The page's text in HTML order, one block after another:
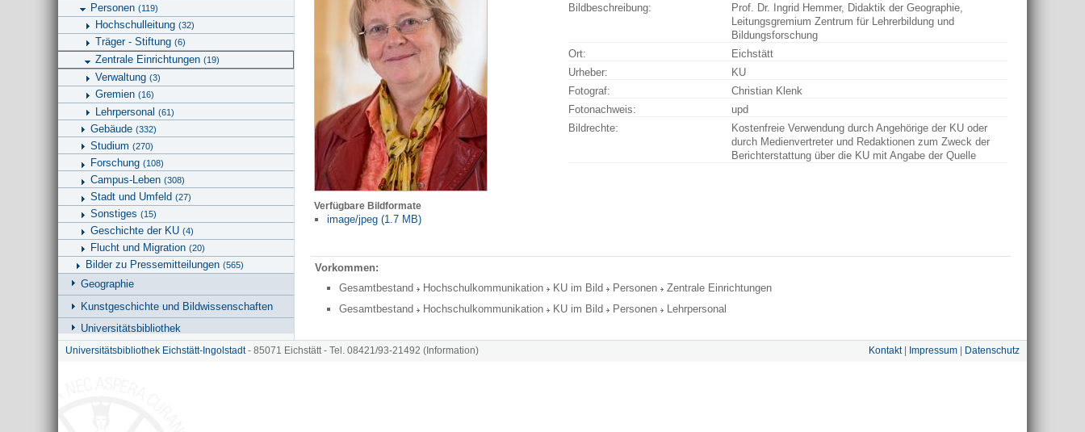
Personen (119)
Hochschulleitung (32)
Träger - Stiftung (6)
Zentrale Einrichtungen (19)
Verwaltung (3)
Gremien (16)
Lehrpersonal (61)
Gebäude (332)
Studium (270)
Forschung (108)
Campus-Leben (308)
Stadt und Umfeld (27)
Sonstiges (15)
Geschichte der KU (4)
Flucht und Migration (20)
Bilder zu Pressemitteilungen (565)
Geographie
Kunstgeschichte und Bildwissenschaften
Universitätsbibliothek
Hinweise zu KU.media
Verfügbare Bildformate
image/jpeg (1.7 MB)
Bildbeschreibung:
Prof. Dr. Ingrid Hemmer, Didaktik der Geographie,
Leitungsgremium Zentrum für Lehrerbildung und
Bildungsforschung
Ort:
Eichstätt
Urheber:
KU
Fotograf:
Christian Klenk
Fotonachweis:
upd
Bildrechte:
Kostenfreie Verwendung durch Angehörige der KU oder
durch Medienvertreter und Redaktionen zum Zweck der
Berichterstattung über die KU mit Angabe der Quelle
Vorkommen:
Gesamtbestand
Hochschulkommunikation KU im Bild Personen
Zentrale Einrichtungen
Gesamtbestand
Hochschulkommunikation KU im Bild Personen Lehrpersonal
Universitätsbibliothek Eichstätt-Ingolstadt- 85071 Eichstätt - Tel. 08421/93-21492 (Information) Kontakt| Impressum Datenschutz